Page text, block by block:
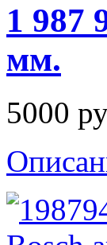
1 987
мм.
5000